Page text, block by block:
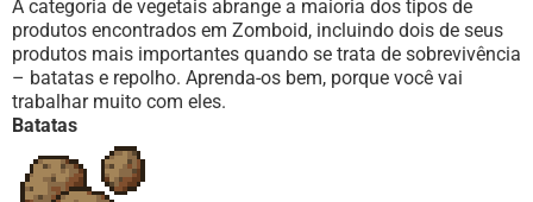
A categoria de vegetais abrange a maioria dos tipos de
produtos encontrados em Zomboid, incluindo dois de seus
produtos mais importantes quando se trata de sobrevivência
– batatas e repolho. Aprenda-os bem, porque você vai
trabalhar muito com eles.
Batatas